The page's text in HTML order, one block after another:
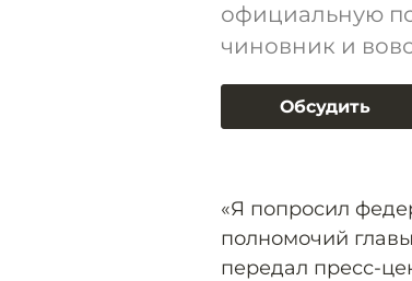
официальную
чиновник и
Обсудить
«Я попросил
полномочий
передал пресс-